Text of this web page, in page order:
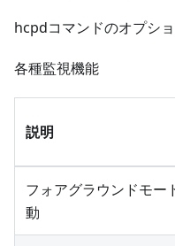
hcpdコマンドのオプシ
各種監視機能
説明
フォアグラウンドモー
動